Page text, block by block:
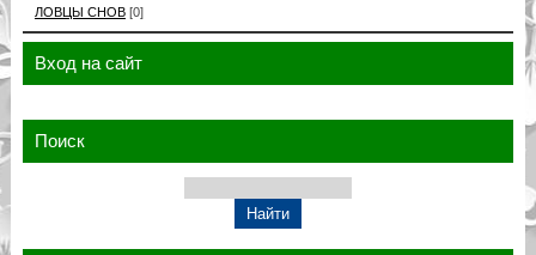
ЛОВЦЫ СНОВ [0]
Вход на сайт
Поиск